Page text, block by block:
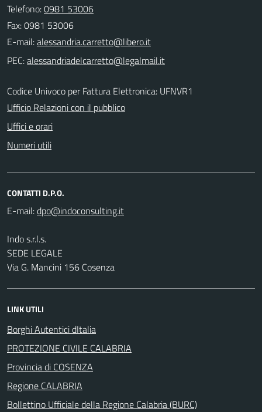
Telefono:0981 53006
Fax: 0981 53006
E-mail:
PEC:
Codice Univoco per Fattura Elettronica: UFNVR1
Ufficio Relazioni con il pubblico
Uffici e orari
Numeri utili
CONTATTI D.P.O.
E-mail:
Indo s.r.l.s.
SEDE LEGALE
Via G. Mancini 156 Cosenza
LINK UTILI
Borghi Autentici dItalia
PROTEZIONE CIVILE CALABRIA
Provincia di COSENZA
Regione CALABRIA
Bollettino Ufficiale della Regione Calabria (BURC)